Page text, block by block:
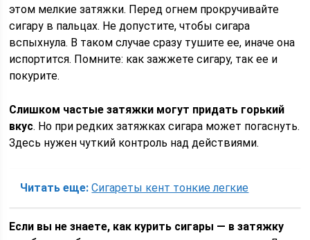
этом мелкие затяжки. Перед огнем прокручивайте
сигару в пальцах. Не допустите, чтобы сигара
вспыхнула. В таком случае сразу тушите ее, иначе она
испортится. Помните: как зажжете сигару, так ее и
покурите.
Слишком частые затяжки могут придать горький
вкус. Но при редких затяжках сигара может погаснуть.
Здесь нужен чуткий контроль над действиями.
Читать еще: Сигареты кент тонкие легкие
Если вы не знаете, как курить сигары — в затяжку